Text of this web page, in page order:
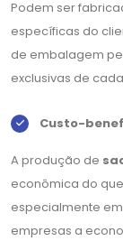
Podem ser
específicas do
de embalagem
exclusivas de
Custo-
A produção de
econômica do
especialmente
empresas a